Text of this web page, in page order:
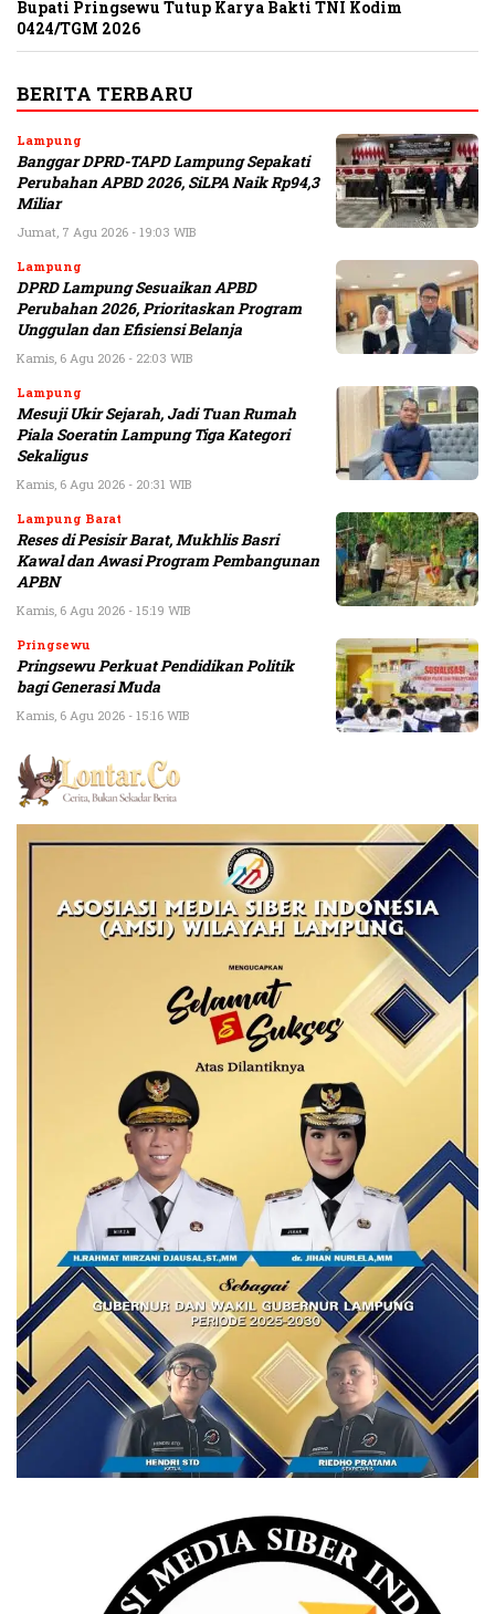
Bupati Pringsewu Tutup Karya Bakti TNI Kodim
0424/TGM 2026
BERITA TERBARU
Lampung
Banggar DPRD-TAPD Lampung Sepakati
Perubahan APBD 2026, SiLPA Naik Rp94,3
Miliar
Jumat, 7 Agu 2026 - 19:03 WIB
Lampung
DPRD Lampung Sesuaikan APBD
Perubahan 2026, Prioritaskan Program
Unggulan dan Efisiensi Belanja
Kamis, 6 Agu 2026 - 22:03 WIB
Lampung
Mesuji Ukir Sejarah, Jadi Tuan Rumah
Piala Soeratin Lampung Tiga Kategori
Sekaligus
Kamis, 6 Agu 2026 - 20:31 WIB
Lampung Barat
Reses di Pesisir Barat, Mukhlis Basri
Kawal dan Awasi Program Pembangunan
APBN
Kamis, 6 Agu 2026 - 15:19 WIB
Pringsewu
Pringsewu Perkuat Pendidikan Politik
bagi Generasi Muda
Kamis, 6 Agu 2026 - 15:16 WIB